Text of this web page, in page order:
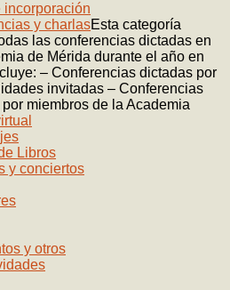
incorporación
y charlasEsta categoría
las conferencias dictadas en
de Mérida durante el año en
– Conferencias dictadas por
invitadas – Conferencias
miembros de la Academia
Libros
y conciertos
y otros